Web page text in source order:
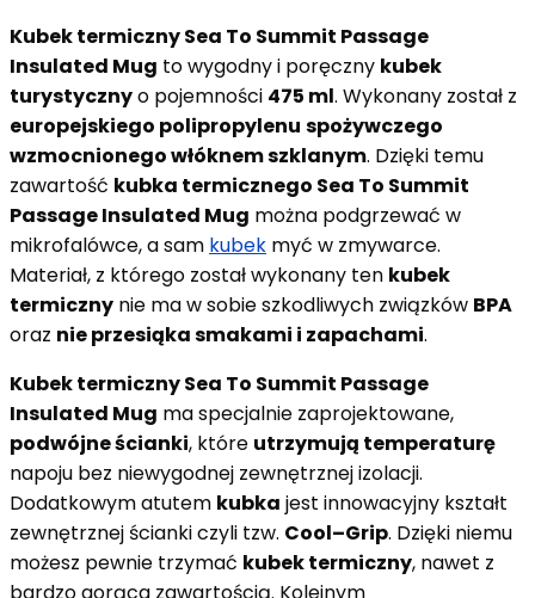
Kubek termiczny Sea To Summit Passage
Insulated Mug to wygodny i poręczny kubek
turystycznyo pojemności 475 ml. Wykonany został z
europejskiego polipropylenu spożywczego
wzmocnionego włóknem szklanym. Dzięki temu
zawartość kubka termicznego Sea To Summit
Passage Insulated Mug można podgrzewać w
mikrofalówce, a sam kubek myć w zmywarce.
Materiał, z którego został wykonany ten kubek
termiczny nie ma w sobie szkodliwych związków BPA
oraz nie przesiąka smakami i zapachami.
Kubek termiczny Sea To Summit Passage
Insulated Mug ma specjalnie zaprojektowane,
podwójne ścianki, które utrzymują temperaturę
napoju bez niewygodnej zewnętrznej izolacji.
Dodatkowym atutem kubka jest innowacyjny kształt
zewnętrznej ścianki czyli tzw. Cool–Grip. Dzięki niemu
możesz pewnie trzymać kubek termiczny, nawet z